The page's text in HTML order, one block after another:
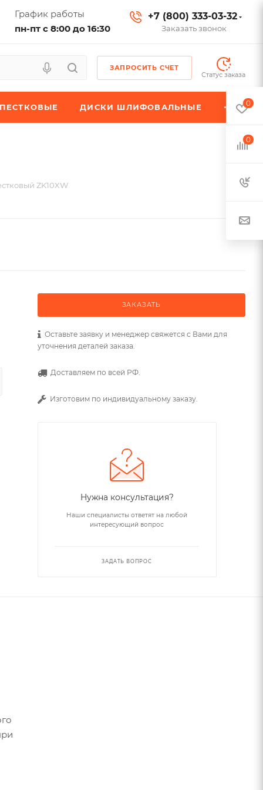
График работы
пн-пт с 8:00 до 16:30
+7 (800) 333-03-32
Заказать звонок
ЗАПРОСИТЬ СЧЕТ
Статус заказа
ДИСКИ ШЛИФОВАЛЬНЫЕ
ZK10XW
ЗАКАЗАТЬ
Оставьте заявку и менеджер свяжется с Вами для
уточнения деталей заказа.
Доставляем по всей РФ.
Изготовим по индивидуальному заказу.
Нужна консультация?
Наши специалисты ответят на любой
интересующий вопрос
ЗАДАТЬ ВОПРОС
0
0